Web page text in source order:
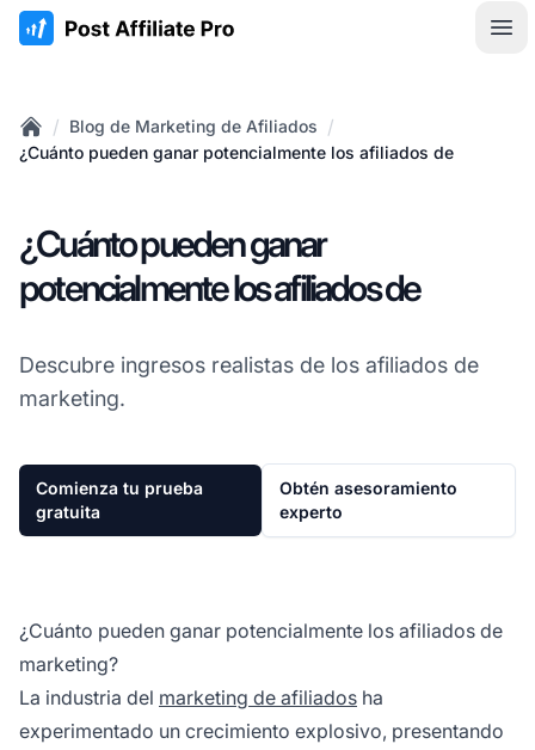
:site.title
Home
/ Blog de Marketing de Afiliados /
¿Cuánto pueden ganar potencialmente los afiliados de
¿Cuánto pueden ganar
potencialmente los afiliados de
Descubre ingresos realistas de los afiliados de
marketing.
Comienza tu prueba
gratuita
Obtén asesoramiento
experto
¿Cuánto pueden ganar potencialmente los afiliados de
marketing?
La industria del marketing de afiliados ha
experimentado un crecimiento explosivo, presentando